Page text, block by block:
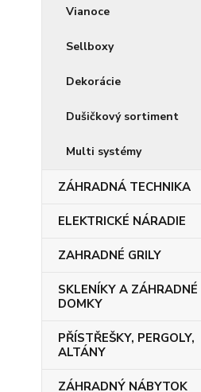
Vianoce
Sellboxy
Dekorácie
Dušičkový sortiment
Multi systémy
ZÁHRADNÁ TECHNIKA
ELEKTRICKÉ NÁRADIE
ZAHRADNÉ GRILY
SKLENÍKY A ZÁHRADNÉ
DOMKY
PŘÍSTŘEŠKY, PERGOLY,
ALTÁNY
ZÁHRADNÝ NÁBYTOK